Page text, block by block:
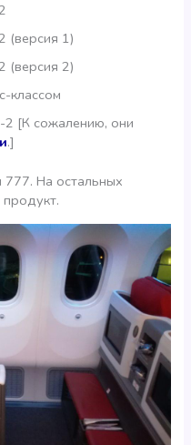
(версия 1)
(версия 2)
классом
2 [К сожалению, они
.]
777. На остальных